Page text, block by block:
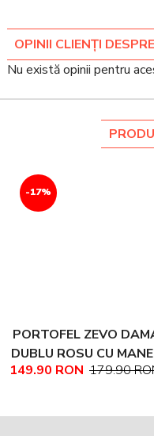
OPINII CLIENȚI
Nu există opinii pentru
-17%
PORTOFEL ZEVO
DUBLU ROSU CU
PIELE NATURALA
149.90 RON 179.90